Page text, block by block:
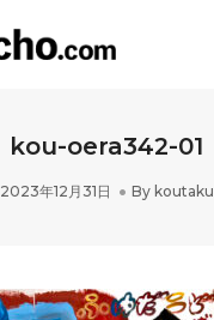
kou-oera342-01
2023年12月31日 By koutaku